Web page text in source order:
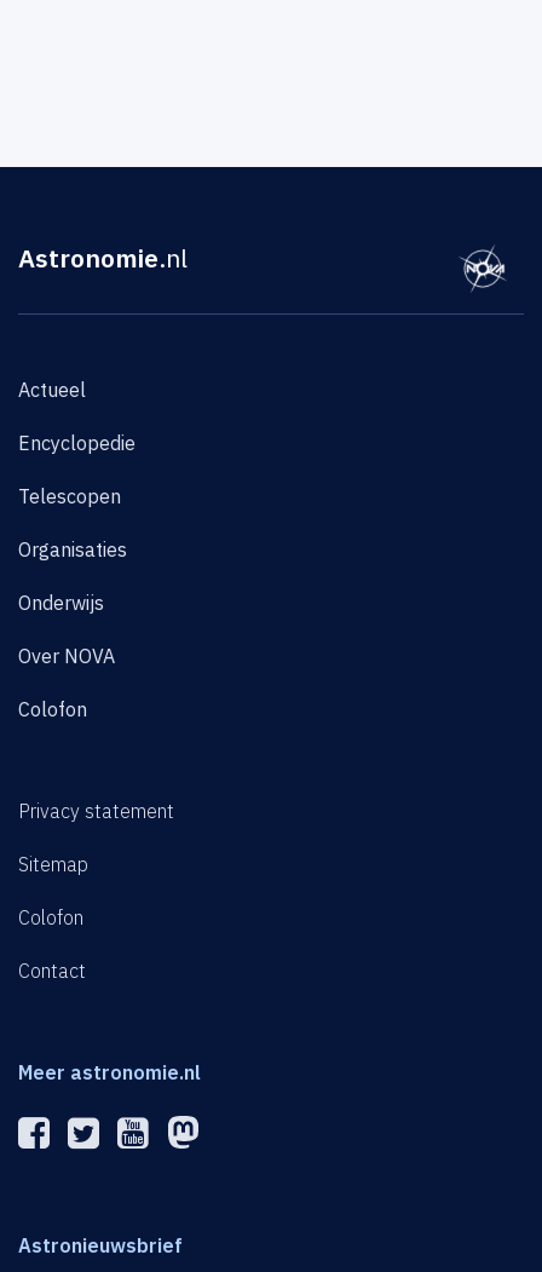
Astronomie.nl
Actueel
Encyclopedie
Telescopen
Organisaties
Onderwijs
Over NOVA
Colofon
Privacy statement
Sitemap
Colofon
Contact
Meer astronomie.nl
Astronieuwsbrief